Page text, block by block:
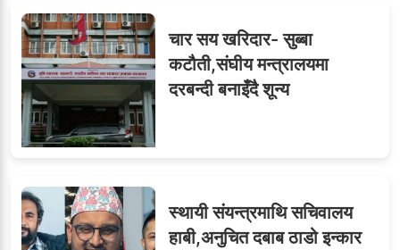
६सहसचिवमा प्रथम भएका
विजयकुमार शर्माको लोकसेवा
टिप्स
७
चार सय खरिदार- सुब्बा
कटौती,संघीय मन्त्रालयमा
दरबन्दी बनाइँदै शून्य
स्थायी संयन्त्रमाथि सचिवालय
हाबी,अनुचित दबाब ठाडो इन्कार